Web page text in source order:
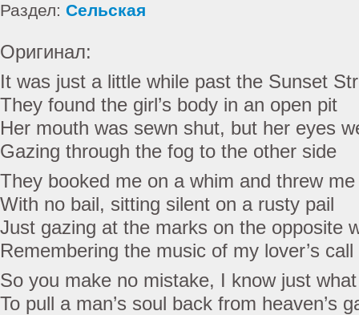
Раздел: Сельская
Оригинал:
It was just a little while past the Sunset
They found the girl’s body in an open pit
Her mouth was sewn shut, but her eyes
Gazing through the fog to the other side
They booked me on a whim and threw
With no bail, sitting silent on a rusty pail
Just gazing at the marks on the opposite
Remembering the music of my lover’s call
So you make no mistake, I know just
To pull a man’s soul back from heaven’s